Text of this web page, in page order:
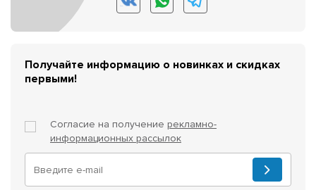
Получайте информацию о новинках и скидках
первыми!
Согласие на получение рекламно-
информационных рассылок